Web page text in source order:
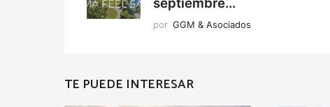
por GGM & Asociados
TE PUEDE INTERESAR